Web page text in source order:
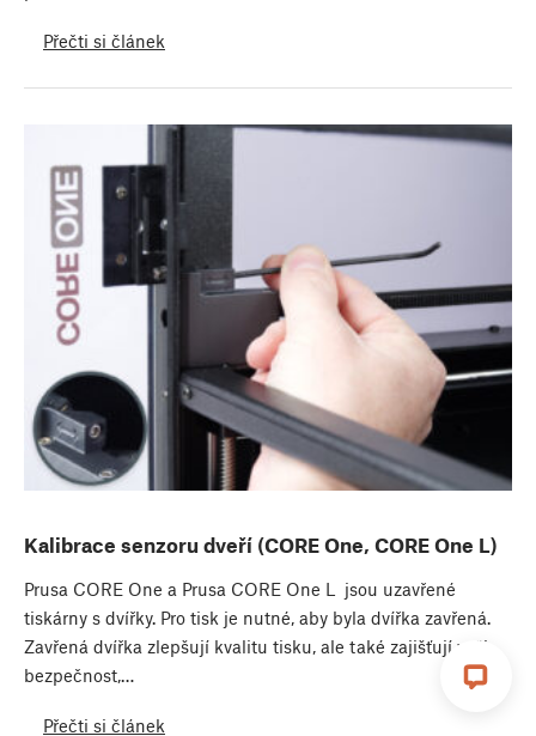
Přečti si článek
Kalibrace senzoru dveří (CORE One, CORE One L)
Prusa CORE One a Prusa CORE One L jsou uzavřené
tiskárny s dvířky. Pro tisk je nutné, aby byla dvířka zavřená.
Zavřená dvířka zlepšují kvalitu tisku, ale také zajišťují vaši
bezpečnost,…
Přečti si článek